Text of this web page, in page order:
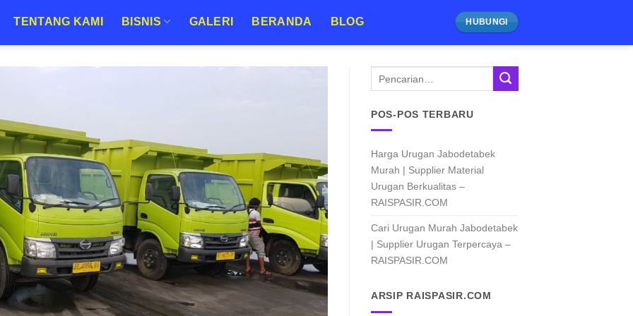
TENTANG KAMI BISNIS GALERI BERANDA BLOG HUBUNGI
POS-POS TERBARU
Harga Urugan Jabodetabek
Murah | Supplier Material
Urugan Berkualitas –
RAISPASIR.COM
Cari Urugan Murah Jabodetabek
| Supplier Urugan Terpercaya –
RAISPASIR.COM
ARSIP RAISPASIR.COM